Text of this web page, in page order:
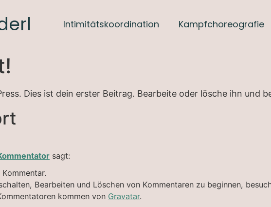
Intimitätskoordination Kampfchoreografie
Dies ist dein erster Beitrag. Bearbeite oder lösche ihn und
sagt:
Bearbeiten und Löschen von Kommentaren zu beginnen,
kommen von Gravatar.